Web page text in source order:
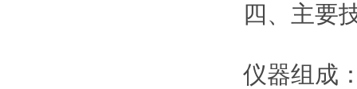
四、主要
仪器组成